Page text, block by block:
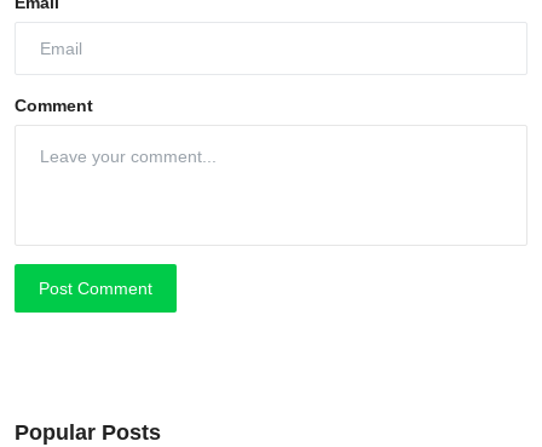
Comment
Post Comment
Popular Posts